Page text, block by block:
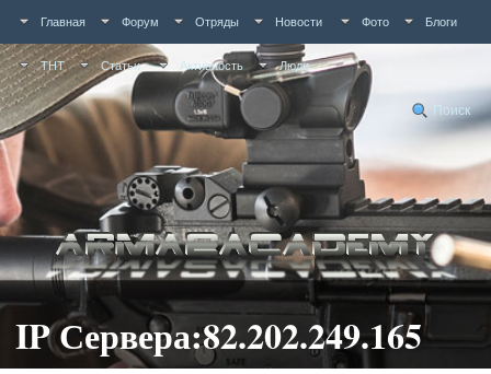
Главная Форум Отряды Новости Фото Блоги
ТНТ Статьи Активность Люди
Поиск
IP Сервера:82.202.249.165